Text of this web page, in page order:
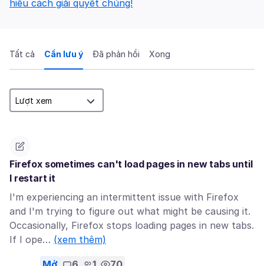
hiểu cách giải quyết chúng!
Tất cả Cần lưu ý Đã phản hồi Xong
Firefox sometimes can't load pages in new tabs until
I restart it
I'm experiencing an intermittent issue with Firefox
and I'm trying to figure out what might be causing it.
Occasionally, Firefox stops loading pages in new tabs.
If I ope… (xem thêm)